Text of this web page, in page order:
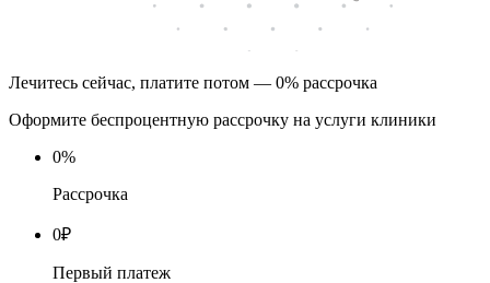
Лечитесь сейчас, платите потом — 0% рассрочка
Оформите беспроцентную рассрочку на услуги клиники
0%
Рассрочка
0₽
Первый платеж